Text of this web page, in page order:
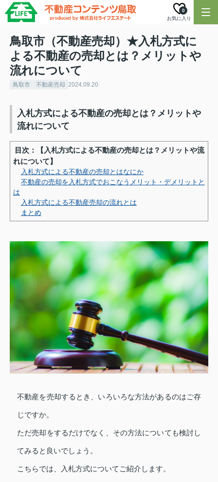
お気に入り
0
鳥取市（不動産売却）★入札方式に
よる不動産の売却とは？メリットや
流れについて
鳥取市 不動産売却 2024.09.20
入札方式による不動産の売却とは？メリットや
流れについて
目次：【入札方式による不動産の売却とは？メリットや流
れについて】
入札方式による不動産の売却とはなにか
不動産の売却を入札方式でおこなうメリット・デメリットと
は
入札方式による不動産売却の流れとは
まとめ
不動産を売却するとき、いろいろな方法があるのはご存
じですか。
ただ売却をするだけでなく、その方法についても検討し
てみると良いでしょう。
こちらでは、入札方式についてご紹介します。